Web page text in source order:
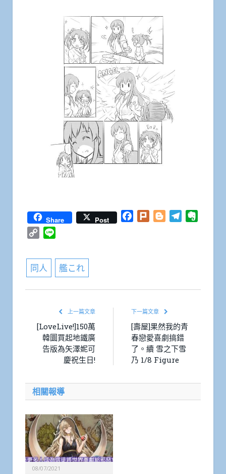
Share Post Facebook
Plurk BloggerTelegram
Copy
同人 艦これ
上一篇文章
[LoveLive!]150萬
韓圜買起地鐵廣
告版為矢澤妮可
慶祝生日!
下一篇文章
[壽屋]果然我的青
春戀愛喜劇搞錯
了。續 雪之下雪
乃 1/8 Figure
相關報導
08/07/2021